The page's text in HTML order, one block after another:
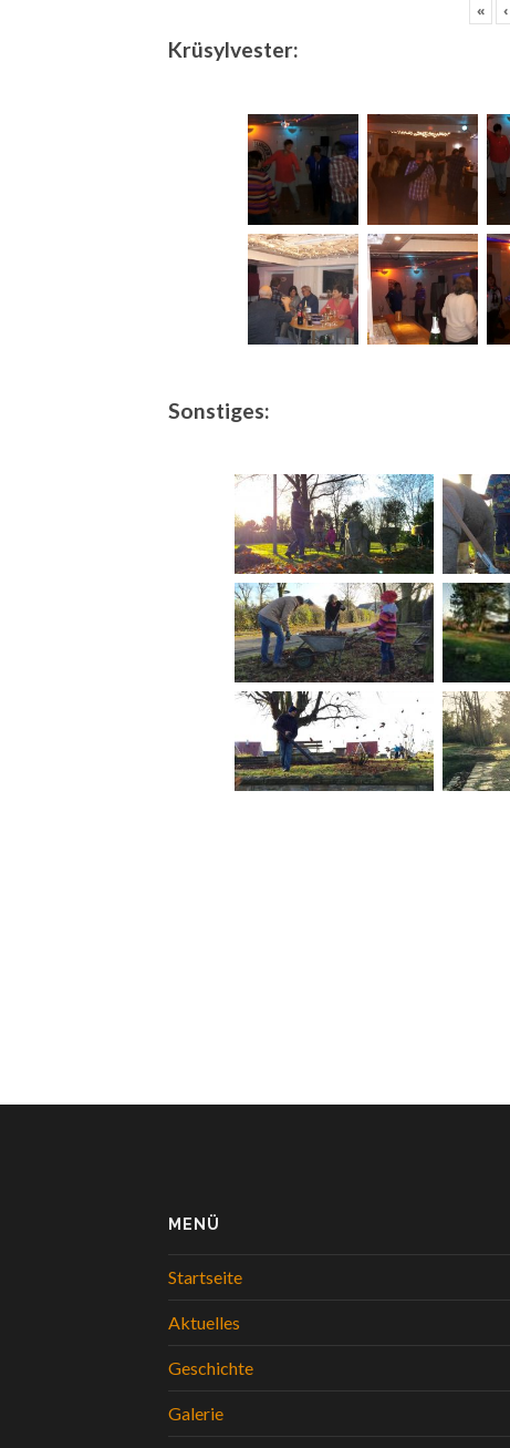
« ‹
Krüsylvester:
Sonstiges:
MENÜ
Startseite
Aktuelles
Geschichte
Galerie